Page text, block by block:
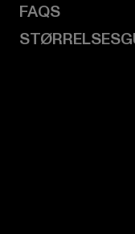
FAQS